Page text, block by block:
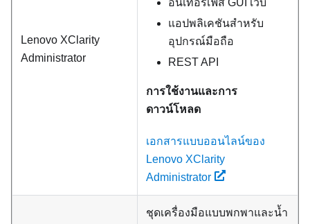
Lenovo XClarity
Administrator
อินเทอร์เฟส GUI เว็บ
แอปพลิเคชันสำหรับ
อุปกรณ์มือถือ
REST API
การใช้งานและการ
ดาวน์โหลด
เอกสารแบบออนไลน์ของ
Lenovo XClarity
Administrator
ชุดเครื่องมือแบบพกพาและน้ำ